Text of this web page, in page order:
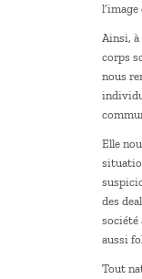
l’image
Ainsi, à
corps
nous
Elle
des
société
aussi
Tout